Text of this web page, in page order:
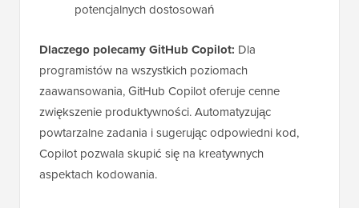
potencjalnych dostosowań
Dlaczego polecamy GitHub Copilot: Dla
programistów na wszystkich poziomach
zaawansowania, GitHub Copilot oferuje cenne
zwiększenie produktywności. Automatyzując
powtarzalne zadania i sugerując odpowiedni kod,
Copilot pozwala skupić się na kreatywnych
aspektach kodowania.